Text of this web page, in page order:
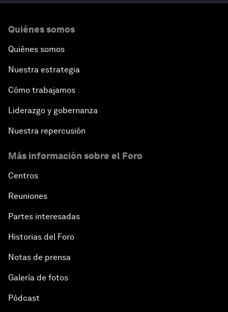
Quiénes somos
Quiénes somos
Nuestra estrategia
Cómo trabajamos
Liderazgo y gobernanza
Nuestra repercusión
Más información sobre el Foro
Centros
Reuniones
Partes interesadas
Historias del Foro
Notas de prensa
Galería de fotos
Pódcast